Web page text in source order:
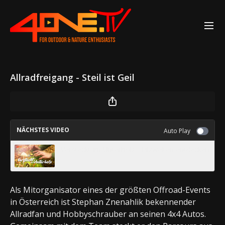
Allradfreigang - Steil ist Geil
NÄCHSTES VIDEO Auto Play
Als Mitorganisator eines der größten Offroad-Events
in Österreich ist Stephan Znenahlik bekennender
Allradfan und Hobbyschrauber an seinen 4x4 Autos.